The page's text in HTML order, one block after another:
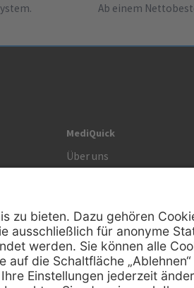
Ab einem
MediQuick
Über uns
Zertifikat